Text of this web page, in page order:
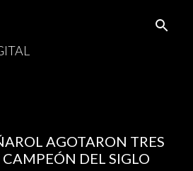
AGOTARON TRES
DEL SIGLO